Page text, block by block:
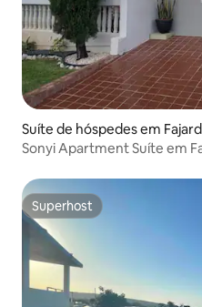
Suíte de hóspedes em
Sonyi
Superhost
Superhost